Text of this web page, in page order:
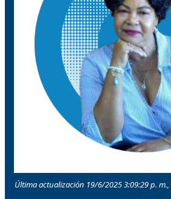
Última actualización 19/6/2025 3:09:29 p. m.,